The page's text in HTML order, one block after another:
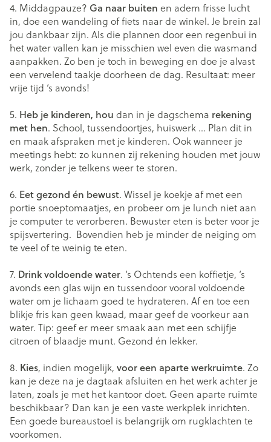
4. Middagpauze? Ga naar buiten en adem frisse lucht
in, doe een wandeling of fiets naar de winkel. Je brein zal
jou dankbaar zijn. Als die plannen door een regenbui in
het water vallen kan je misschien wel even die wasmand
aanpakken. Zo ben je toch in beweging en doe je alvast
een vervelend taakje doorheen de dag. Resultaat: meer
vrije tijd ‘s avonds!
5. Heb je kinderen, hou dan in je dagschema rekening
met hen. School, tussendoortjes, huiswerk … Plan dit in
en maak afspraken met je kinderen. Ook wanneer je
meetings hebt: zo kunnen zij rekening houden met jouw
werk, zonder je telkens weer te storen.
6. Eet gezond én bewust. Wissel je koekje af met een
portie snoeptomaatjes, en probeer om je lunch niet aan
je computer te verorberen. Bewuster eten is beter voor je
spijsvertering. Bovendien heb je minder de neiging om
te veel of te weinig te eten.
7. Drink voldoende water. ‘s Ochtends een koffietje, ‘s
avonds een glas wijn en tussendoor vooral voldoende
water om je lichaam goed te hydrateren. Af en toe een
blikje fris kan geen kwaad, maar geef de voorkeur aan
water. Tip: geef er meer smaak aan met een schijfje
citroen of blaadje munt. Gezond én lekker.
8. Kies, indien mogelijk, voor een aparte werkruimte. Zo
kan je deze na je dagtaak afsluiten en het werk achter je
laten, zoals je met het kantoor doet. Geen aparte ruimte
beschikbaar? Dan kan je een vaste werkplek inrichten.
Een goede bureaustoel is belangrijk om rugklachten te
voorkomen.